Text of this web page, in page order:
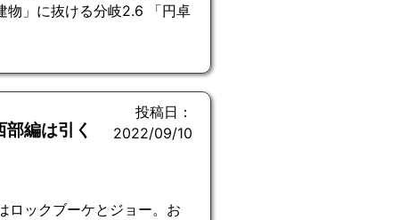
物」に抜ける分岐2.6 「円卓
編は引く
投稿日：
2022/09/10
ックブーケとジョー。お